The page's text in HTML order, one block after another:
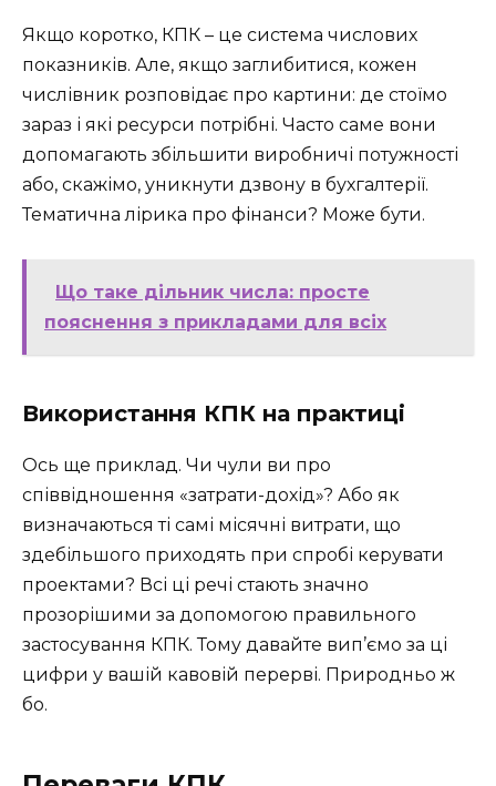
Якщо коротко, КПК – це система числових
показників. Але, якщо заглибитися, кожен
числівник розповідає про картини: де стоїмо
зараз і які ресурси потрібні. Часто саме вони
допомагають збільшити виробничі потужності
або, скажімо, уникнути дзвону в бухгалтерії.
Тематична лірика про фінанси? Може бути.
Що таке дільник числа: просте
пояснення з прикладами для всіх
Використання КПК на практиці
Ось ще приклад. Чи чули ви про
співвідношення «затрати-дохід»? Або як
визначаються ті самі місячні витрати, що
здебільшого приходять при спробі керувати
проектами? Всі ці речі стають значно
прозорішими за допомогою правильного
застосування КПК. Тому давайте вип’ємо за ці
цифри у вашій кавовій перерві. Природньо ж
бо.